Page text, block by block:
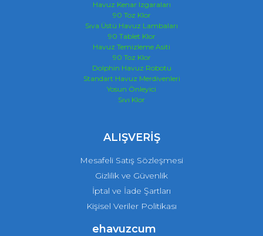
Havuz Kenar Izgaraları
90 Toz Klor
Sıva Üstü Havuz Lambaları
90 Tablet Klor
Havuz Temizleme Asiti
90 Toz Klor
Dolphin Havuz Robotu
Standart Havuz Merdivenleri
Yosun Önleyici
Sıvı Klor
ALIŞVERİŞ
Mesafeli Satış Sözleşmesi
Gizlilik ve Güvenlik
İptal ve İade Şartları
Kişisel Veriler Politikası
ehavuzcum